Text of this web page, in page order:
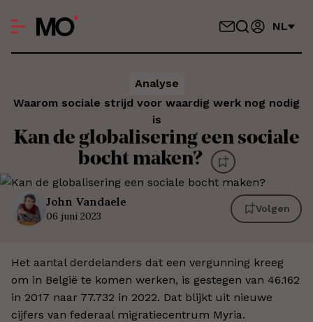
NL
Analyse
Waarom sociale strijd voor waardig werk nog nodig
is
Kan de globalisering een sociale
bocht maken?
John Vandaele
06 juni 2023
Volgen
Het aantal derdelanders dat een vergunning kreeg
om in België te komen werken, is gestegen van 46.162
in 2017 naar 77.732 in 2022. Dat blijkt uit nieuwe
cijfers van federaal migratiecentrum Myria.